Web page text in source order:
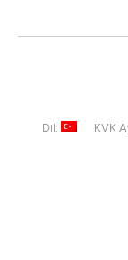
Dil:
KVK